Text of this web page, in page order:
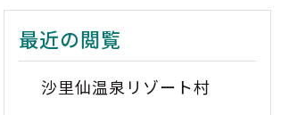
最近の閲覧
沙里仙温泉リゾート村